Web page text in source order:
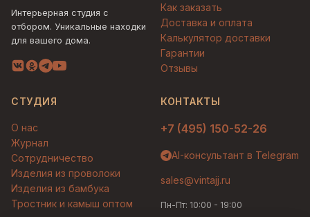
Интерьерная студия с
отбором. Уникальные находки
для вашего дома.
Как заказать
Доставка и оплата
Калькулятор доставки
Гарантии
Отзывы
СТУДИЯ
О нас
Журнал
Сотрудничество
Изделия из проволоки
Изделия из бамбука
Тростник и камыш оптом
КОНТАКТЫ
+7 (495) 150-52-26
AI-консультант в Telegram
sales@vintajj.ru
Пн-Пт: 10:00 - 19:00
Людмила